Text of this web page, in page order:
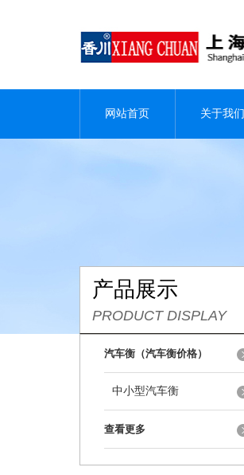
网站首页 关于我们
产品展示
PRODUCT DISPLAY
汽车衡（汽车衡价格）
中小型汽车衡
查看更多